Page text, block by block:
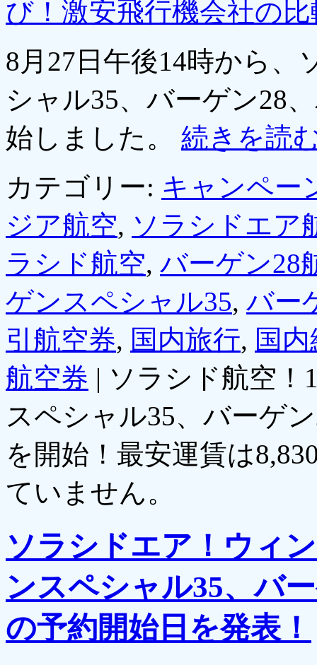
び！激安飛行機会社の
8月27日午後14時から
シャル35、バーゲン28
始しました。 続きを読
カテゴリー: キャンペー
ジア航空, ソラシドエア
ラシド航空, バーゲン28
ゲンスペシャル35, バー
引航空券, 国内旅行, 国
航空券 | ソラシド航空！
スペシャル35、バーゲ
を開始！最安運賃は
ていません。
ソラシドエア！ウィ
ンスペシャル35、バ
の予約開始日を発表！